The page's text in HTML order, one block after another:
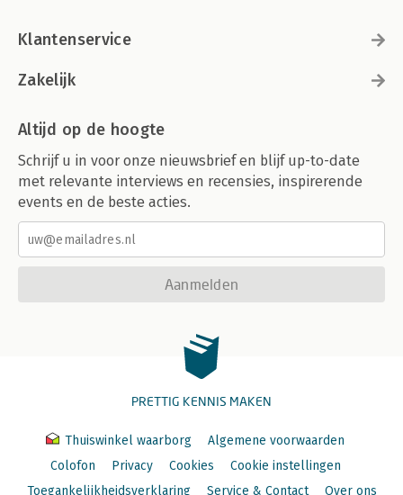
Klantenservice
Zakelijk
Altijd op de hoogte
Schrijf u in voor onze nieuwsbrief en blijf up-to-date
met relevante interviews en recensies, inspirerende
events en de beste acties.
Aanmelden
PRETTIG KENNIS MAKEN
Thuiswinkel waarborg
Algemene voorwaarden
Colofon
Privacy Cookies
Cookie instellingen
Toegankelijkheidsverklaring
Service & Contact Over ons